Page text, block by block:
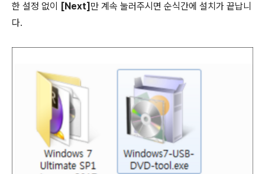
한 설정 없이
[Next]만 계속 눌러주시면 순식간에 설치가 끝납니
다.